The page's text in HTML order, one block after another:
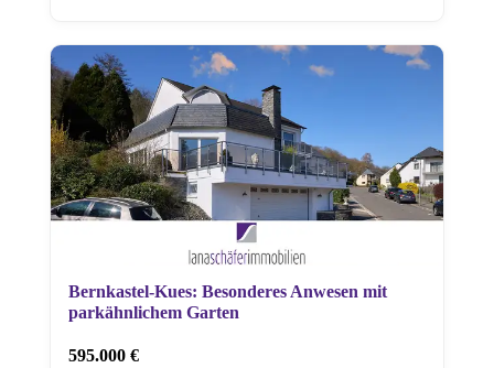
Bernkastel-Kues: Besonderes Anwesen mit
parkähnlichem Garten
595.000 €